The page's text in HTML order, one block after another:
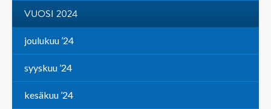
VUOSI 2024
joulukuu ’24
syyskuu ’24
kesäkuu ’24